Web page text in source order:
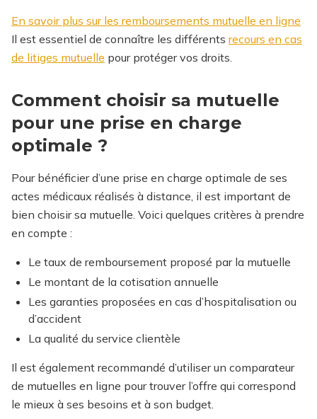
En savoir plus sur les remboursements mutuelle en ligne
Il est essentiel de connaître les différents recours en cas
de litiges mutuelle pour protéger vos droits.
Comment choisir sa mutuelle
pour une prise en charge
optimale ?
Pour bénéficier d’une prise en charge optimale de ses
actes médicaux réalisés à distance, il est important de
bien choisir sa mutuelle. Voici quelques critères à prendre
en compte :
Le taux de remboursement proposé par la mutuelle
Le montant de la cotisation annuelle
Les garanties proposées en cas d’hospitalisation ou
d’accident
La qualité du service clientèle
Il est également recommandé d’utiliser un comparateur
de mutuelles en ligne pour trouver l’offre qui correspond
le mieux à ses besoins et à son budget.